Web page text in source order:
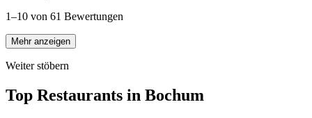
1–10 von 61 Bewertungen
Mehr anzeigen
Weiter stöbern
Top Restaurants in Bochum